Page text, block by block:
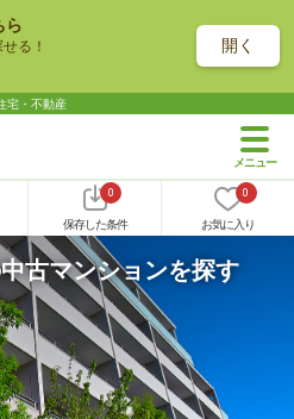
ら
る！ 開く
宅・不動産
0
保存した条件
0
お気に入り
古マンションを探す